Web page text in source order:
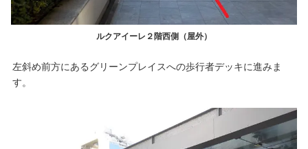
ルクアイーレ２階西側（屋外）
左斜め前方にあるグリーンプレイスへの歩行者デッキに進みま
す。